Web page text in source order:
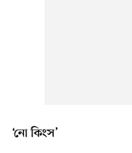
‘নো কিংস’